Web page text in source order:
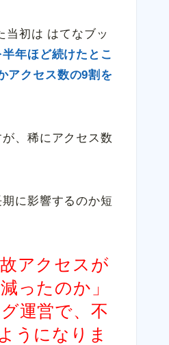
当初は はてなブッ
年ほど続けたとこ
アクセス数の9割を
、稀にアクセス数
に影響するのか短
アクセスが
ったのか」
運営で、不
うになりま